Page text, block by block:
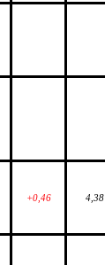
+0,46 4,38